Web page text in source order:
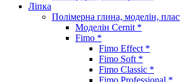
Ліпка
Полімерна глина, моделін,
Моделін Cernit *
Fimo *
Fimo Effect *
Fimo Soft *
Fimo Classic *
Fimo Professional *